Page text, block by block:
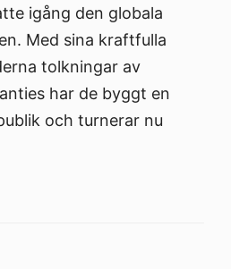
igång den globala
Med sina kraftfulla
tolkningar av
har de byggt en
och turnerar nu